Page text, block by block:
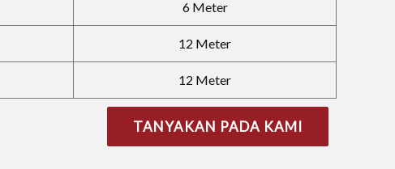
6 Meter
12 Meter
12 Meter
TANYAKAN PADA KAMI